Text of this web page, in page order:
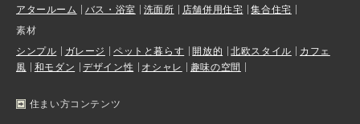
アタールーム
バス・浴室 洗面所 店舗併用住宅
集合住宅
素材
シンプル
ガレージ ペットと暮らす 開放的 北欧スタイル
カフェ
風
和モダン デザイン性 オシャレ 趣味の空間
住まい方コンテンツ